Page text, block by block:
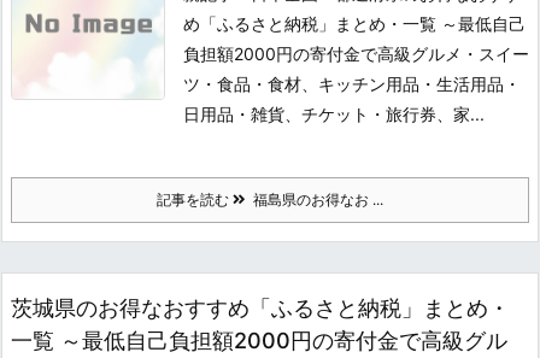
め「ふるさと納税」まとめ・一覧 ～最低自己
負担額2000円の寄付金で高級グルメ・スイー
ツ・食品・食材、キッチン用品・生活用品・
日用品・雑貨、チケット・旅行券、家...
記事を読む 福島県のお得なお ...
茨城県のお得なおすすめ「ふるさと納税」まとめ・
一覧 ～最低自己負担額2000円の寄付金で高級グル